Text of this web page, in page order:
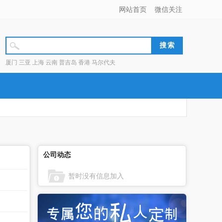
网站首页 微信关注
厦门 三亚 上海 云南 普吉岛 香港 马尔代夫
公司动态
暂时没有信息加入